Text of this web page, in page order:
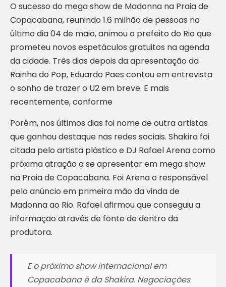
O sucesso do mega show de Madonna na Praia de
Copacabana, reunindo 1.6 milhão de pessoas no
último dia 04 de maio, animou o prefeito do Rio que
prometeu novos espetáculos gratuitos na agenda
da cidade. Três dias depois da apresentação da
Rainha do Pop, Eduardo Paes contou em entrevista
o sonho de trazer o U2 em breve. E mais
recentemente, conforme
Porém, nos últimos dias foi nome de outra artistas
que ganhou destaque nas redes sociais. Shakira foi
citada pelo artista plástico e DJ Rafael Arena como
próxima atração a se apresentar em mega show
na Praia de Copacabana. Foi Arena o responsável
pelo anúncio em primeira mão da vinda de
Madonna ao Rio. Rafael afirmou que conseguiu a
informação através de fonte de dentro da
produtora.
E o próximo show internacional em
Copacabana é da Shakira. Negociações